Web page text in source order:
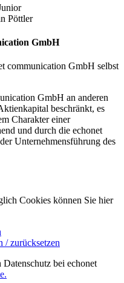
Pöttler
GmbH
communication GmbH selbst
GmbH an anderen
beschränkt, es
Charakter einer
und durch die echonet
Unternehmensführung des
Cookies können Sie hier
/ zurücksetzen
bei echonet